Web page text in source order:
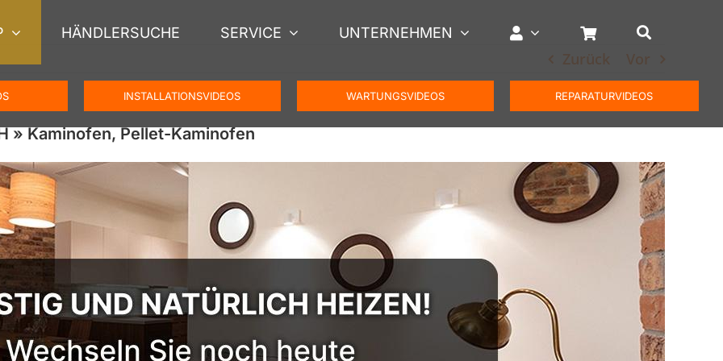
HÄNDLERSUCHE SERVICE UNTERNEHMEN
INSTALLATIONSVIDEOS WARTUNGSVIDEOS REPARATURVIDEOS
Zurück Vor
» Kaminofen, Pellet-Kaminofen